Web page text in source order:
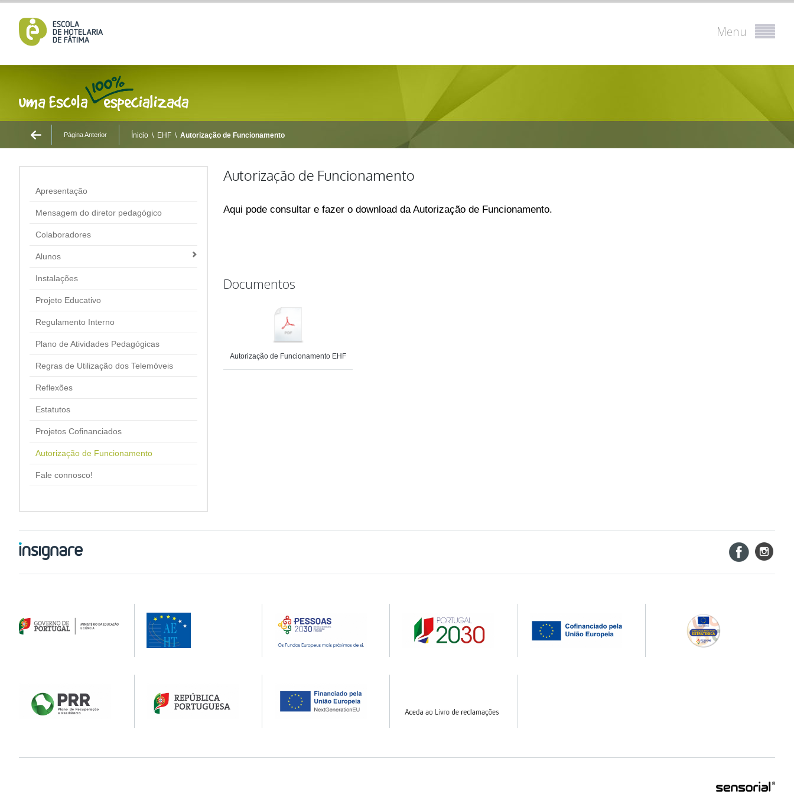
Menu
Página Anterior Ínicio \ EHF \ Autorização de Funcionamento
Apresentação
Mensagem do diretor pedagógico
Colaboradores
Alunos
Instalações
Projeto Educativo
Regulamento Interno
Plano de Atividades Pedagógicas
Regras de Utilização dos Telemóveis
Reflexões
Estatutos
Projetos Cofinanciados
Autorização de Funcionamento
Fale connosco!
Autorização de Funcionamento
Aqui pode consultar e fazer o download da Autorização de Funcionamento.
Documentos
Autorização de Funcionamento EHF